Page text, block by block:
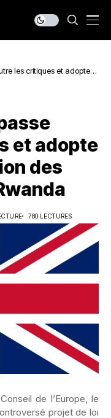
les critiques et adopte le
et adopte
des
780 LECTURES
de l’Europe, le
projet de loi